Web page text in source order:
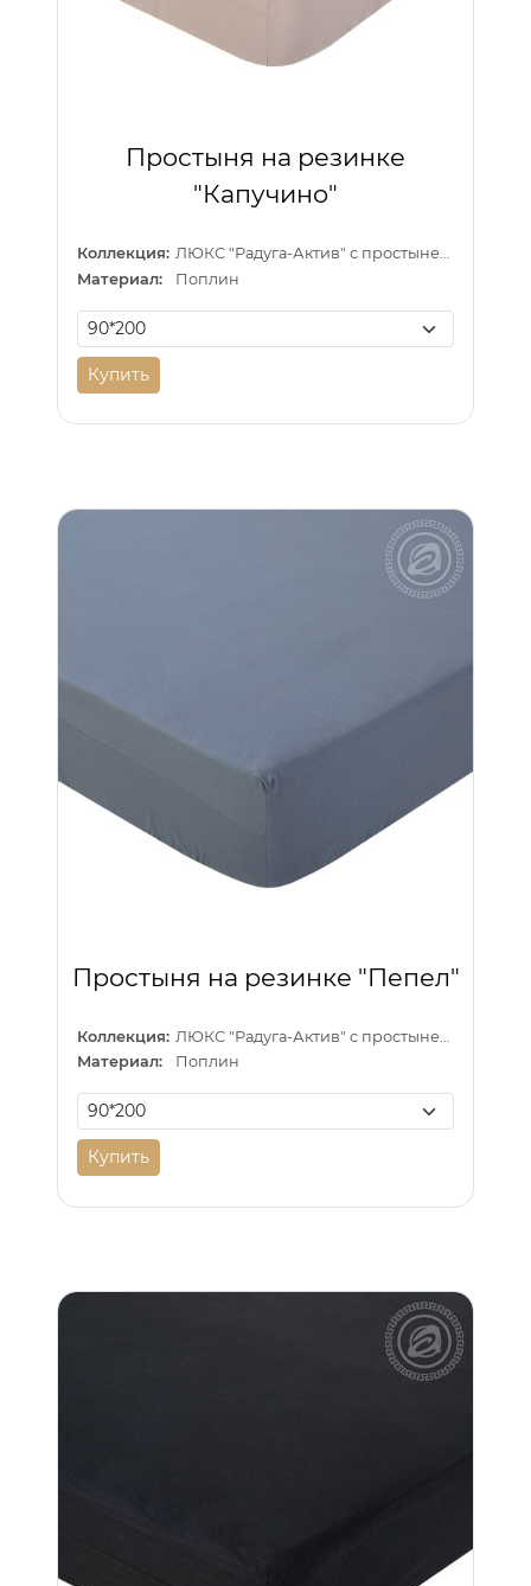
Простыня на резинке
"Капучино"
Коллекция:
ЛЮКС "Радуга-Актив" с простыней на резинке
Материал:
Поплин
Купить
Простыня на резинке "Пепел"
Коллекция:
Материал:
Поплин
Купить